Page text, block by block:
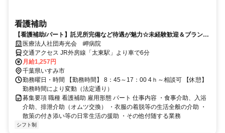
看護補助
【看護補助/パート】託児所完備など待遇が魅力☆未経験歓迎＆ブランク
OK！医療法人社団寿光会 岬病院
交通アクセス JR外房線「太東駅」より車で6分
月給1,257円
千葉県いすみ市
勤務曜日・時間 【勤務時間】 8：45～17：00 4ｈ～相談可 【休憩】
勤務時間により変動（法定通り）
募集要項 職種 看護補助 雇用形態 パート 仕事内容 ・食事介助、入浴
介助、排泄介助（オムツ交換） ・衣服の着脱等の生活全般の介助 ・
散策の付き添い等の日常生活の援助 ・その他付随する業務
シフト制